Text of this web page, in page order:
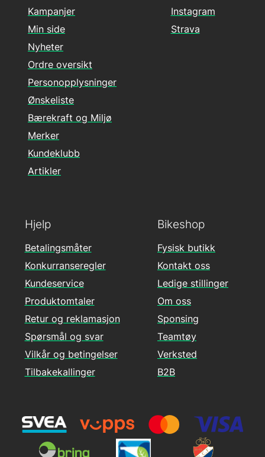
Instagram
Strava
Hjelp
Betalingsmåter
Konkurranseregler
Kundeservice
Produktomtaler
Retur og reklamasjon
Spørsmål og svar
Vilkår og betingelser
Tilbakekallinger
Kampanjer
Min side
Nyheter
Ordre oversikt
Personopplysninger
Ønskeliste
Bærekraft og Miljø
Merker
Kundeklubb
Artikler
Bikeshop
Fysisk butikk
Kontakt oss
Ledige stillinger
Om oss
Sponsing
Teamtøy
Verksted
B2B